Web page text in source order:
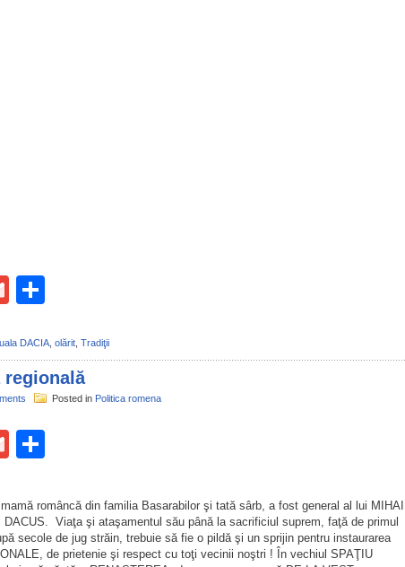
Gmail
DACIA, olărit, Tradiţii
Posted in Politica romena
Gmail
româncă din familia Basarabilor şi tată sârb, a fost general al lui MIHAI
Viaţa şi ataşamentul său până la sacrificiul suprem, faţă de primul
secole de jug străin, trebuie să fie o pildă şi un sprijin pentru instaurarea
de prietenie şi respect cu toţi vecinii noştri ! În vechiul SPAŢIU